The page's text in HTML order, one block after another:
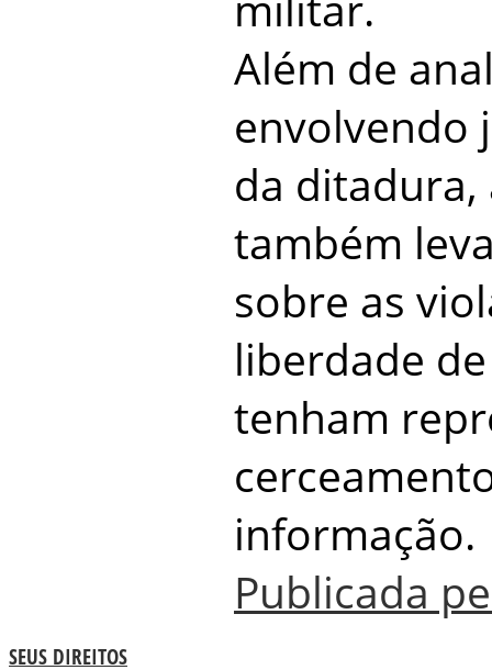
Além de
envolvendo
da ditadura,
também
sobre as
liberdade
tenham
informação.
Publicada
SEUS DIREITOS